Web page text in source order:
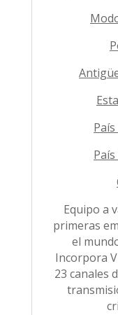
Equipo a
primeras
el
Incorpora
23 canales